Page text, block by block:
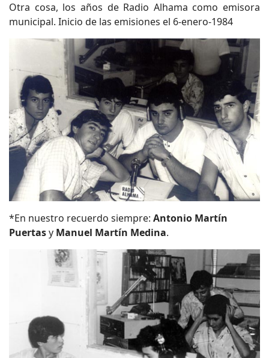
Otra cosa, los años de Radio Alhama como emisora
municipal. Inicio de las emisiones el 6-enero-1984
*En nuestro recuerdo siempre: Antonio Martín
Puertasy Manuel Martín Medina.